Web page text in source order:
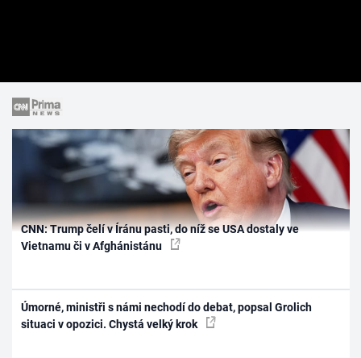
CNN: Trump čelí v Íránu pasti, do níž se USA dostaly ve
Vietnamu či v Afghánistánu
Úmorné, ministři s námi nechodí do debat, popsal Grolich
situaci v opozici. Chystá velký krok